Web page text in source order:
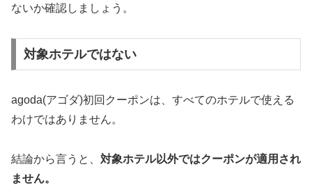
ないか確認しましょう。
対象ホテルではない
agoda(アゴダ)初回クーポンは、すべてのホテルで使える
わけではありません。
結論から言うと、 対象ホテル以外ではクーポンが適用され
ません。